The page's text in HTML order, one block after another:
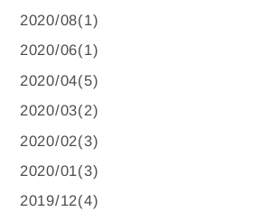
2020/08(1)
2020/06(1)
2020/04(5)
2020/03(2)
2020/02(3)
2020/01(3)
2019/12(4)